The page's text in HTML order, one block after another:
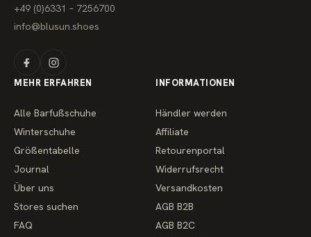
+49 (0)6331 – 7256700
info@blusun.shoes
MEHR ERFAHREN
Alle Barfußschuhe
Winterschuhe
Größentabelle
Journal
Über uns
Stores suchen
FAQ
INFORMATIONEN
Händler werden
Affiliate
Retourenportal
Widerrufsrecht
Versandkosten
AGB B2B
AGB B2C